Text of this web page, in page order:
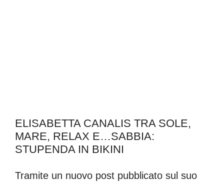
ELISABETTA CANALIS TRA SOLE,
MARE, RELAX E…SABBIA:
STUPENDA IN BIKINI
Tramite un nuovo post pubblicato sul suo